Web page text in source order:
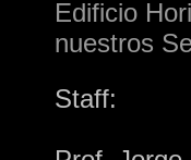
Edificio
nuestros
Staff: